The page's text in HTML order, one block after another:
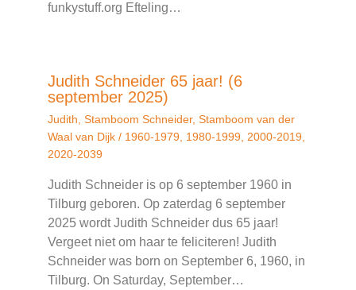
funkystuff.org Efteling…
Judith Schneider 65 jaar! (6
september 2025)
Judith, Stamboom Schneider, Stamboom van der
Waal van Dijk / 1960-1979, 1980-1999, 2000-2019,
2020-2039
Judith Schneider is op 6 september 1960 in
Tilburg geboren. Op zaterdag 6 september
2025 wordt Judith Schneider dus 65 jaar!
Vergeet niet om haar te feliciteren! Judith
Schneider was born on September 6, 1960, in
Tilburg. On Saturday, September…